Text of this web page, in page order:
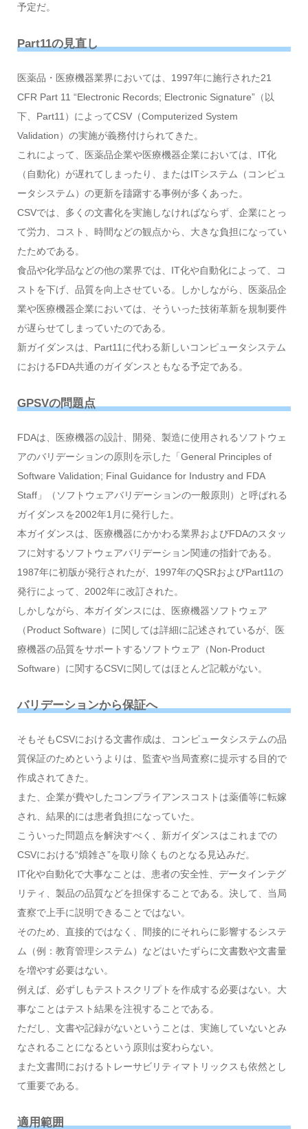
予定だ。
Part11の見直し
医薬品・医療機器業界においては、1997年に施行された21
CFR Part 11 “Electronic Records; Electronic Signature”（以
下、Part11）によってCSV（Computerized System
Validation）の実施が義務付けられてきた。
これによって、医薬品企業や医療機器企業においては、IT化
（自動化）が遅れてしまったり、またはITシステム（コンピュ
ータシステム）の更新を躊躇する事例が多くあった。
CSVでは、多くの文書化を実施しなければならず、企業にとっ
て労力、コスト、時間などの観点から、大きな負担になってい
たためである。
食品や化学品などの他の業界では、IT化や自動化によって、コ
ストを下げ、品質を向上させている。しかしながら、医薬品企
業や医療機器企業においては、そういった技術革新を規制要件
が遅らせてしまっていたのである。
新ガイダンスは、Part11に代わる新しいコンピュータシステム
におけるFDA共通のガイダンスともなる予定である。
GPSVの問題点
FDAは、医療機器の設計、開発、製造に使用されるソフトウェ
アのバリデーションの原則を示した「General Principles of
Software Validation; Final Guidance for Industry and FDA
Staff」（ソフトウェアバリデーションの一般原則）と呼ばれる
ガイダンスを2002年1月に発行した。
本ガイダンスは、医療機器にかかわる業界およびFDAのスタッ
フに対するソフトウェアバリデーション関連の指針である。
1987年に初版が発行されたが、1997年のQSRおよびPart11の
発行によって、2002年に改訂された。
しかしながら、本ガイダンスには、医療機器ソフトウェア
（Product Software）に関しては詳細に記述されているが、医
療機器の品質をサポートするソフトウェア（Non-Product
Software）に関するCSVに関してはほとんど記載がない。
バリデーションから保証へ
そもそもCSVにおける文書作成は、コンピュータシステムの品
質保証のためというよりは、監査や当局査察に提示する目的で
作成されてきた。
また、企業が費やしたコンプライアンスコストは薬価等に転嫁
され、結果的には患者負担になっていた。
こういった問題点を解決すべく、新ガイダンスはこれまでの
CSVにおける“煩雑さ”を取り除くものとなる見込みだ。
IT化や自動化で大事なことは、患者の安全性、データインテグ
リティ、製品の品質などを担保することである。決して、当局
査察で上手に説明できることではない。
そのため、直接的ではなく、間接的にそれらに影響するシステ
ム（例：教育管理システム）などはいたずらに文書数や文書量
を増やす必要はない。
例えば、必ずしもテストスクリプトを作成する必要はない。大
事なことはテスト結果を注視することである。
ただし、文書や記録がないということは、実施していないとみ
なされることになるという原則は変わらない。
また文書間におけるトレーサビリティマトリックスも依然とし
て重要である。
適用範囲